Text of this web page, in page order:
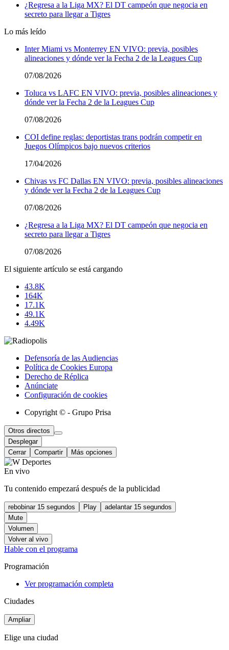
¿Regresa a la Liga MX? El DT campeón que negocia en
secreto para llegar a Tigres
Lo más leído
Inter Miami vs Monterrey EN VIVO: previa, posibles
alineaciones y dónde ver la Fecha 2 de la Leagues Cup
07/08/2026
Toluca vs LAFC EN VIVO: previa, posibles alineaciones y
dónde ver la Fecha 2 de la Leagues Cup
07/08/2026
COI define reglas: deportistas trans podrán competir en
Juegos Olímpicos bajo nuevos criterios
17/04/2026
Chivas vs FC Dallas EN VIVO: previa, posibles alineaciones
y dónde ver la Fecha 2 de la Leagues Cup
07/08/2026
¿Regresa a la Liga MX? El DT campeón que negocia en
secreto para llegar a Tigres
07/08/2026
El siguiente artículo se está cargando
43.8K
164K
17.1K
49.1K
4.49K
Defensoría de las Audiencias
Política de Cookies Europa
Derecho de Réplica
Anúnciate
Configuración de cookies
Copyright © - Grupo Prisa
Otros directos
Desplegar
Cerrar
Compartir Más opciones
En vivo
Tu contenido empezará después de la publicidad
rebobinar 15 segundos Play
adelantar 15 segundos
Mute
Volumen
Volver al vivo
Hable con el programa
Programación
Ver programación completa
Ciudades
Ampliar
Elige una ciudad